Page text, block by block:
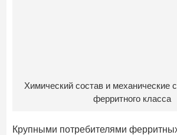
Химический состав и механические
ферритного класса
Крупными потребителями